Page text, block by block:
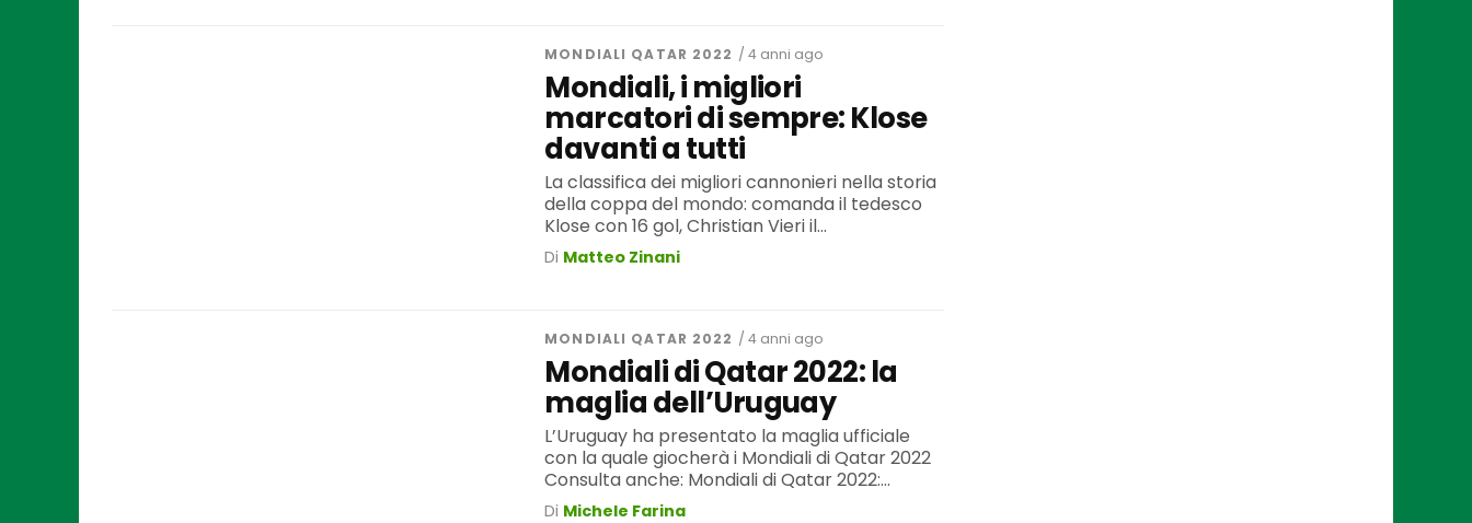
MONDIALI QATAR 2022 / 4 anni ago
Mondiali, i migliori
marcatori di sempre: Klose
davanti a tutti
La classifica dei migliori cannonieri nella storia
della coppa del mondo: comanda il tedesco
Klose con 16 gol, Christian Vieri il...
Di Matteo Zinani
MONDIALI QATAR 2022 / 4 anni ago
Mondiali di Qatar 2022: la
maglia dell’Uruguay
L’Uruguay ha presentato la maglia ufficiale
con la quale giocherà i Mondiali di Qatar 2022
Consulta anche: Mondiali di Qatar 2022:...
Di Michele Farina